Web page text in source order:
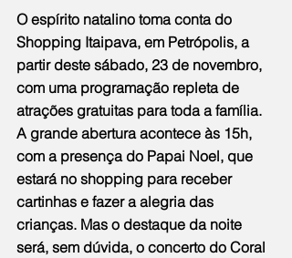
O espírito natalino toma conta do
Shopping Itaipava, em Petrópolis, a
partir deste sábado, 23 de novembro,
com uma programação repleta de
atrações gratuitas para toda a família.
A grande abertura acontece às 15h,
com a presença do Papai Noel, que
estará no shopping para receber
cartinhas e fazer a alegria das
crianças. Mas o destaque da noite
será, sem dúvida, o concerto do Coral